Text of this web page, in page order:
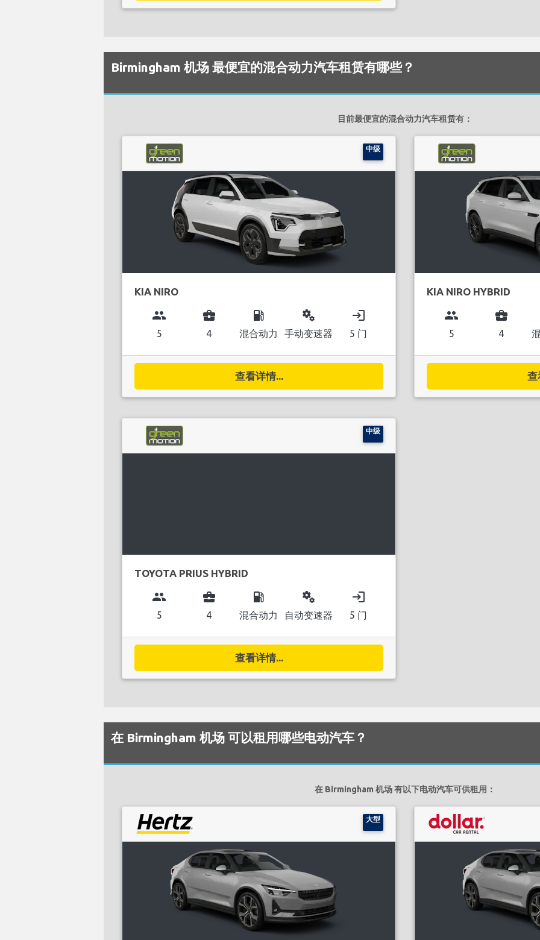
Birmingham 机场 最便宜的混合动力汽车租赁有哪些？
目前最便宜的混合动力汽车租赁有：
中级
KIA NIRO
group
5
business_center
4
local_gas_station
混合动力
miscellaneous_services
手动变速器
login
5 门
查看详情...
KIA NIRO HYBRID
group
5
business_center
4
查
中级
TOYOTA PRIUS HYBRID
group
5
business_center
4
local_gas_station
混合动力
miscellaneous_services
自动变速器
login
5 门
查看详情...
在 Birmingham 机场 可以租用哪些电动汽车？
在 Birmingham 机场 有以下电动汽车可供租用：
大型